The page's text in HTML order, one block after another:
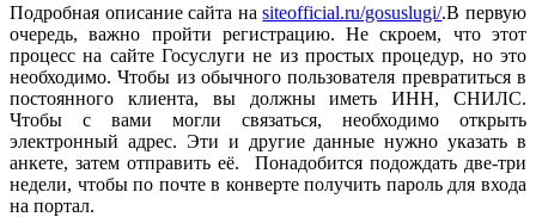
Подробная описание сайта наsiteofficial.ru/gosuslugi/.В первую
очередь, важно пройти регистрацию. Не скроем, что этот
процесс на сайте Госуслуги не из простых процедур, но это
необходимо. Чтобы из обычного пользователя превратиться в
постоянного клиента, вы должны иметь ИНН, СНИЛС.
Чтобы с вами могли связаться, необходимо открыть
электронный адрес. Эти и другие данные нужно указать в
анкете, затем отправить её. Понадобится подождать две-три
недели, чтобы по почте в конверте получить пароль для входа
на портал.